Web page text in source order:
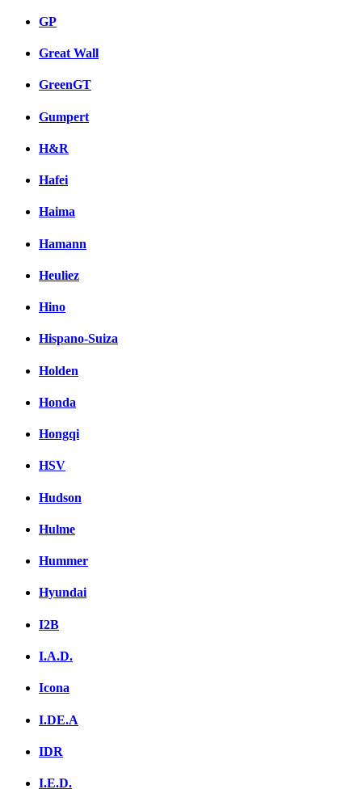
GP
Great Wall
GreenGT
Gumpert
H&R
Hafei
Haima
Hamann
Heuliez
Hino
Hispano-Suiza
Holden
Honda
Hongqi
HSV
Hudson
Hulme
Hummer
Hyundai
I2B
I.A.D.
Icona
I.DE.A
IDR
I.E.D.